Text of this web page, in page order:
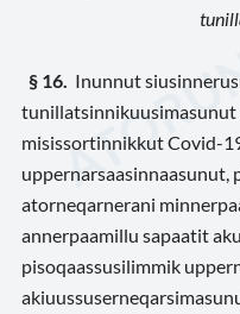
§ 16. Inunnut
tunillatsinnikuusimasunut
misissortinnikkut Covid-
uppernarsaasinnaasunut,
atorneqarnerani
annerpaamillu sapaatit
pisoqaassusilimmik